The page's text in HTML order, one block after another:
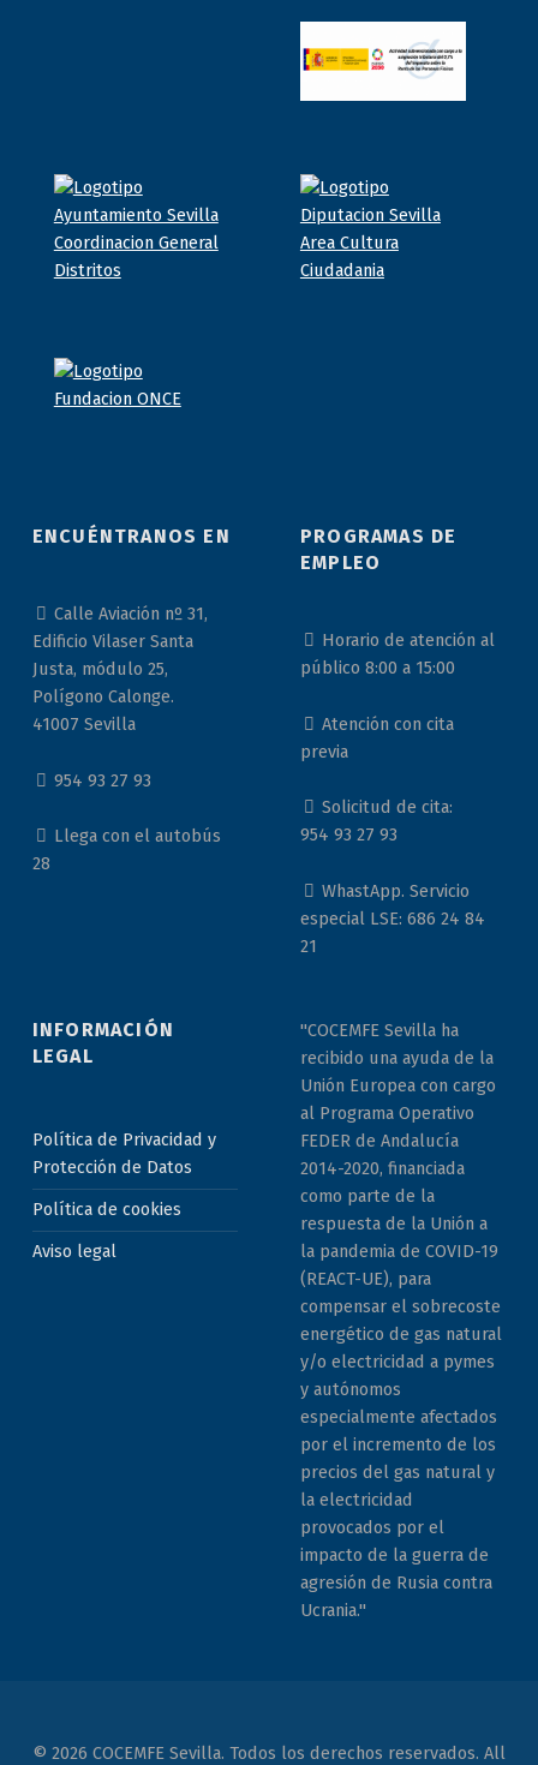
ENCUÉNTRANOS EN
Calle Aviación nº 31,
Edificio Vilaser Santa
Justa, módulo 25,
Polígono Calonge.
41007 Sevilla
954 93 27 93
Llega con el autobús
28
PROGRAMAS DE
EMPLEO
Horario de atención al
público 8:00 a 15:00
Atención con cita
previa
Solicitud de cita:
954 93 27 93
WhastApp. Servicio
especial LSE: 686 24 84
21
INFORMACIÓN
LEGAL
Política de Privacidad y
Protección de Datos
Política de cookies
Aviso legal
"COCEMFE Sevilla ha
recibido una ayuda de la
Unión Europea con cargo
al Programa Operativo
FEDER de Andalucía
2014-2020, financiada
como parte de la
respuesta de la Unión a
la pandemia de COVID-19
(REACT-UE), para
compensar el sobrecoste
energético de gas natural
y/o electricidad a pymes
y autónomos
especialmente afectados
por el incremento de los
precios del gas natural y
la electricidad
provocados por el
impacto de la guerra de
agresión de Rusia contra
Ucrania."
© 2026 COCEMFE Sevilla. Todos los derechos reservados. All